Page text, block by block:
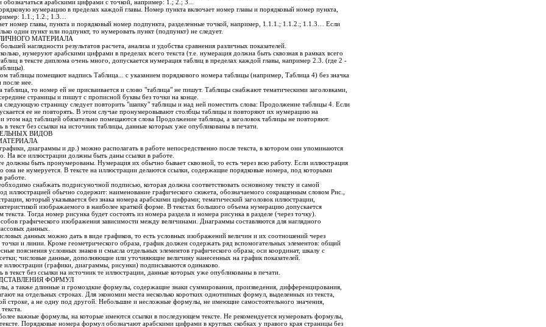
арабскими цифрами с точкой, например: 1.; 2.; 3...
нумерацию в пределах каждой главы. Номер пункта включает номер главы и порядковый номер пункта,
1.1.; 1.2.; 1.3…
номер главы, пункта и порядковый номер подпункта, разделенные точкой, например, 1.1.1.; 1.1.2.; 1.1.3… Если
один пункт или подпункт, то нумеровать пункт (подпункт) не следует.
МАТЕРИАЛА
наглядности результатов расчета, анализа и удобства сравнения различных показателей.
нумеруют арабскими цифрами в пределах всего текста (т.е. нумерация должна быть сквозная в рамках всего
в тексте диплома очень много, допускается нумерация таблиц в пределах каждой главы, например 2.3. (где 2 -
таблицы помещают надпись Таблица... с указанием порядкового номера таблицы (например, Таблица 4) без значка
нее.
таблица, то номер ей не присваивается и слово "таблица" не пишут. Таблицы снабжают тематическими заголовками,
страницы и пишут с прописной буквы без точки на конце.
следующую страницу следует повторить "шапку" таблицы и над ней поместить слова: Продолжение таблицы 4. Если
ее не повторять. В этом случае пронумеровывают столбцы таблицы и повторяют их нумерацию на
этом над таблицей обязательно помещаются слова Продолжение таблицы, а заголовок таблицы не повторяют.
в текст без ссылки на источник таблицы, данные которых уже опубликованы в печати.
ВИДОВ
диаграммы и др.) можно располагать в работе непосредственно после текста, в котором они упоминаются
На все иллюстрации должны быть даны ссылки в работе.
должны быть пронумерованы. Нумерация их обычно бывает сквозной, то есть через всю работу. Если иллюстрация
она не нумеруется. В тексте на иллюстрации делаются ссылки, содержащие порядковые номера, под которыми
работе.
снабжать подрисуночной подписью, которая должна соответствовать основному тексту и самой
иллюстрацией обычно содержит: наименование графического сюжета, обозначаемого сокращенным словом Рис.,
который указывается без знака номера арабскими цифрами; тематический заголовок иллюстрации,
изображаемого в наиболее краткой форме. В текстах большого объема нумерацию допускается
текста. Тогда номер рисунка будет состоять из номера раздела и номера рисунка в разделе (через точку).
графического изображения зависимости между величинами. Диаграммы составляются для наглядного
данных.
данных можно дать в виде графиков, то есть условных изображений величин и их соотношений через
и линии. Кроме геометрического образа, график должен содержать ряд вспомогательных элементов: общий
пояснения условных знаков и смысла отдельных элементов графического образа; оси координат, шкалу с
числовые данные, дополняющие или уточняющие величину нанесенных на график показателей.
иллюстрации (графики, диаграммы, рисунки) подписываются одинаково.
в текст без ссылки на источник те иллюстрации, данные которых уже опубликованы в печати.
ФОРМУЛ
а также длинные и громоздкие формулы, содержащие знаки суммирования, произведения, дифференцирования,
на отдельных строках. Для экономии места несколько коротких однотипных формул, выделенных из текста,
строке, а не одну под другой. Небольшие и несложные формулы, не имеющие самостоятельного значения,
важные формулы, на которые имеются ссылки в последующем тексте. Не рекомендуется нумеровать формулы,
Порядковые номера формул обозначают арабскими цифрами в круглых скобках у правого края страницы без